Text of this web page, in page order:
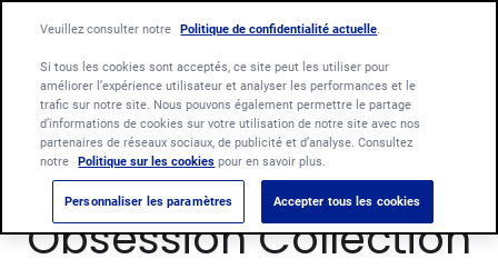
Language: Français Nederlands
Obsession Collection
Veuillez consulter notre Politique de confidentialité actuelle
Si tous les cookies sont acceptés, ce site peut les utiliser pour
améliorer l’expérience utilisateur et analyser les performances et le
trafic sur notre site. Nous pouvons également permettre le partage
d’informations de cookies sur votre utilisation de notre site avec nos
partenaires de réseaux sociaux, de publicité et d’analyse. Consultez
notre
Politique sur les cookies pour en savoir plus.
Personnaliser les paramètres Accepter tous les cookies